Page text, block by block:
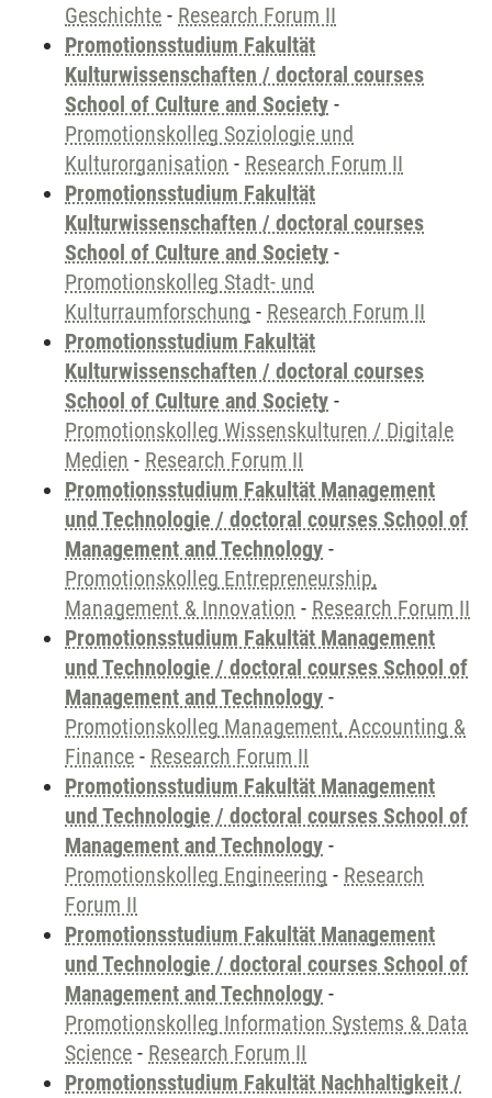
Geschichte - Research Forum II
Promotionsstudium Fakultät
Kulturwissenschaften / doctoral courses
School of Culture and Society -
Promotionskolleg Soziologie und
Kulturorganisation - Research Forum II
Promotionsstudium Fakultät
Kulturwissenschaften / doctoral courses
School of Culture and Society -
Promotionskolleg Stadt- und
Kulturraumforschung - Research Forum II
Promotionsstudium Fakultät
Kulturwissenschaften / doctoral courses
School of Culture and Society -
Promotionskolleg Wissenskulturen / Digitale
Medien - Research Forum II
Promotionsstudium Fakultät Management
und Technologie / doctoral courses School of
Management and Technology -
Promotionskolleg Entrepreneurship,
Management & Innovation - Research Forum II
Promotionsstudium Fakultät Management
und Technologie / doctoral courses School of
Management and Technology -
Promotionskolleg Management, Accounting &
Finance - Research Forum II
Promotionsstudium Fakultät Management
und Technologie / doctoral courses School of
Management and Technology -
Promotionskolleg Engineering - Research
Forum II
Promotionsstudium Fakultät Management
und Technologie / doctoral courses School of
Management and Technology -
Promotionskolleg Information Systems & Data
Science - Research Forum II
Promotionsstudium Fakultät Nachhaltigkeit /